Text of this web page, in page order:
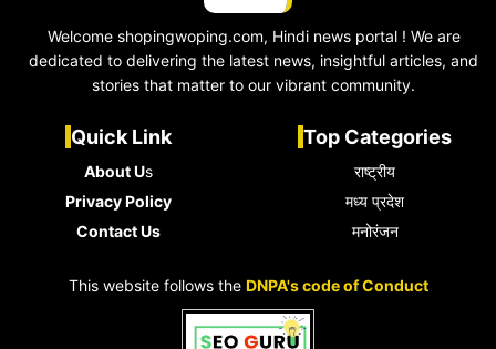
Welcome shopingwoping.com, Hindi news portal ! We are
dedicated to delivering the latest news, insightful articles, and
stories that matter to our vibrant community.
Quick Link
About Us
Privacy Policy
Contact Us
Top Categories
राष्ट्रीय
मध्य प्रदेश
मनोरंजन
This website follows the DNPA's code of Conduct